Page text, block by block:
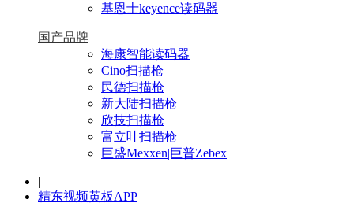
基恩士keyence读码器
国产品牌
海康智能读码器
Cino扫描枪
民德扫描枪
新大陆扫描枪
欣技扫描枪
富立叶扫描枪
巨盛Mexxen|巨普Zebex
|
精东视频黄板APP